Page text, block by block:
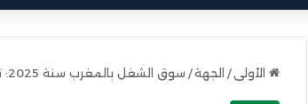
الأولى / الجهة/ سوق الشغل بالمغرب سنة 2025: تباينات جهوية تضع جهة الشرق في صدارة معدلات البطالة